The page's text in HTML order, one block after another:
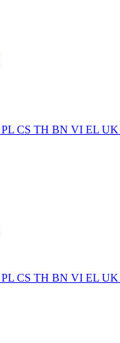
PL CS TH BN VI EL UK
PL CS TH BN VI EL UK